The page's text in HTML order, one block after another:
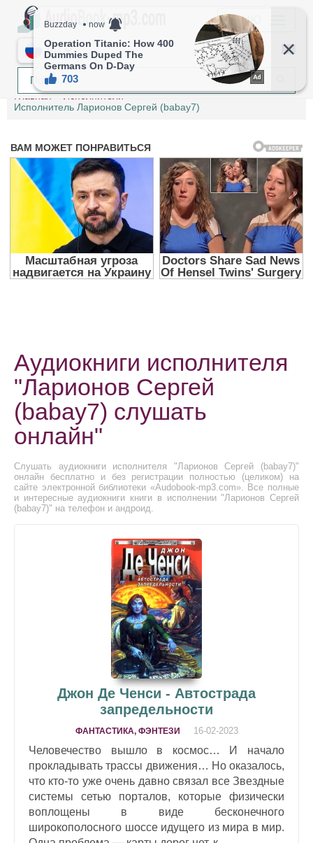
МЕНЮ
RU
Главная
Исполнители
Исполнитель Ларионов Сергей (babay7)
Аудиокниги исполнителя
"Ларионов Сергей
(babay7) слушать
онлайн"
Слушать аудиокниги исполнителя "Ларионов Сергей (babay7)"
онлайн бесплатно и без регистрации полностью (целиком) на
сайте электронной библиотеки «Audobook-mp3.com». Все полные
и интересные аудиокниги книги в исполнении "Ларионов Сергей
(babay7)" на телефон и андроид.
Джон Де Ченси - Автострада
запредельности
ФАНТАСТИКА, ФЭНТЕЗИ 16-02-2023
Человечество вышло в космос… И начало
прокладывать трассы движения… Но оказалось,
что кто-то уже очень давно связал все Звездные
системы сетью порталов, которые физически
воплощены в виде бесконечного
широкополосного шоссе идущего из мира в мир.